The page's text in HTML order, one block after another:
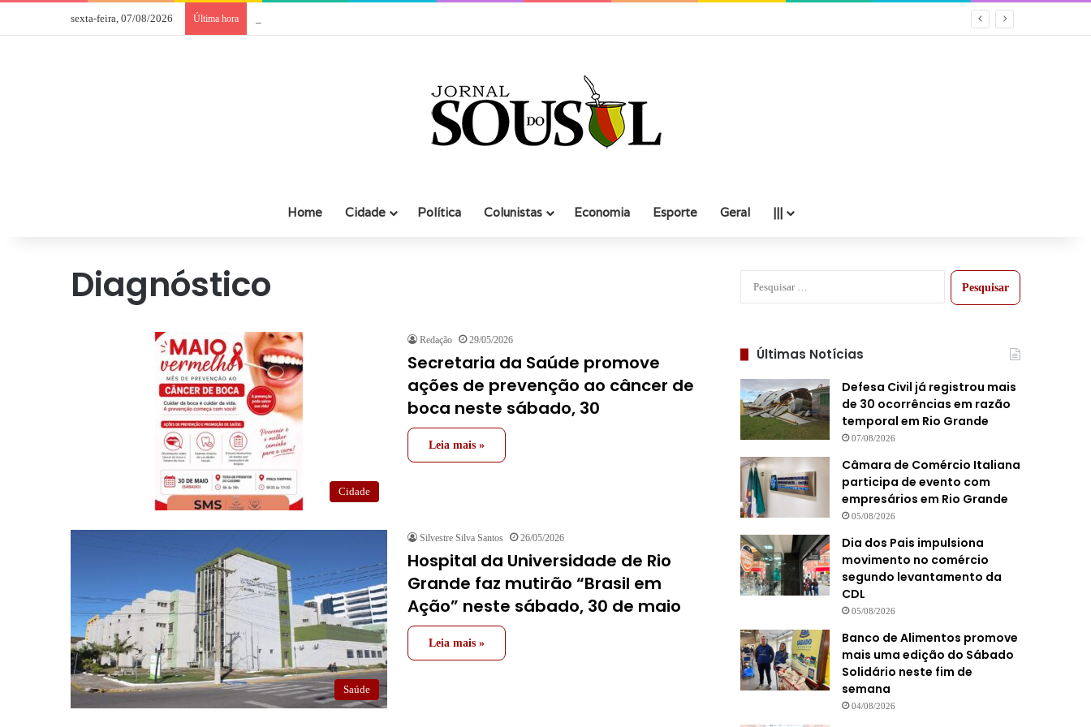
sexta-feira, 07/08/2026 Última hora
Home Cidade Política Colunistas Economia Esporte Geral |||
Diagnóstico
Cidade
Redação 29/05/2026
Secretaria da Saúde promove
ações de prevenção ao câncer de
boca neste sábado, 30
Leia mais »
Saúde
Silvestre Silva Santos 26/05/2026
Hospital da Universidade de Rio
Grande faz mutirão “Brasil em
Ação” neste sábado, 30 de maio
Leia mais »
Pesquisar
Últimas Notícias
Defesa Civil já registrou mais
de 30 ocorrências em razão
temporal em Rio Grande
07/08/2026
Câmara de Comércio Italiana
participa de evento com
empresários em Rio Grande
05/08/2026
Dia dos Pais impulsiona
movimento no comércio
segundo levantamento da
CDL
05/08/2026
Banco de Alimentos promove
mais uma edição do Sábado
Solidário neste fim de
semana
04/08/2026